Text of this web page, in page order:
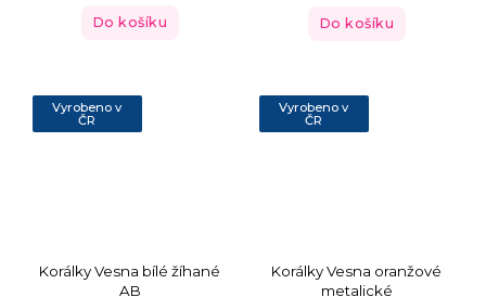
Do košíku Do košíku
Vyrobeno v
ČR
Korálky Vesna bílé žíhané
AB
Vyrobeno v
ČR
Korálky Vesna oranžové
metalické